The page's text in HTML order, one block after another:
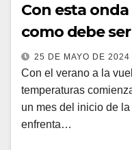
Con esta
como debe ser
25 DE MAYO DE 2024
Con el verano a la
temperaturas
un mes del inicio de
enfrenta…